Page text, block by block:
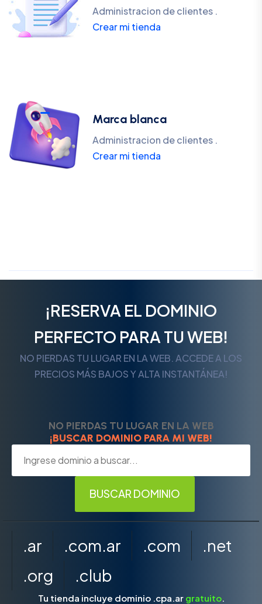
Administracion de clientes .
Crear mi tienda
Marca blanca
Administracion de clientes .
Crear mi tienda
¡RESERVA EL DOMINIO
PERFECTO PARA TU WEB!
NO PIERDAS TU LUGAR EN LA WEB. ACCEDE A LOS
PRECIOS MÁS BAJOS Y ALTA INSTANTÁNEA!
NO PIERDAS TU LUGAR EN LA WEB
¡BUSCAR DOMINIO PARA MI WEB!
.ar .com.ar .com
.net
.org
.club
Tu tienda incluye dominio .cpa.ar gratuito.